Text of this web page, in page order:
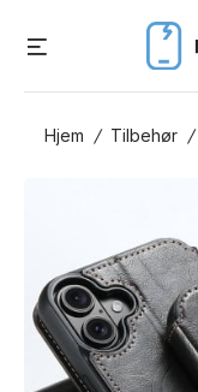
Hjem / Tilbehør /